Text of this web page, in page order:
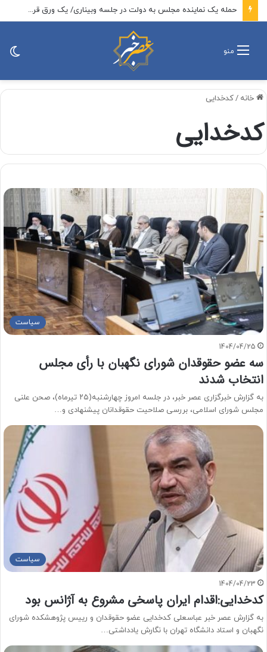
حمله یک نماینده مجلس به دولت در جلسه وبیناری/ یک ورق قرص از ۲۰۰ هزار تومان به ۳ میلیون تومان رسیده است/ حاجی بابایی: دولت باید رسیدگی کند
منو
خانه /کدخدایی
کدخدایی
سیاست
1404/04/25
سه عضو حقوقدان شورای نگهبان با رأی مجلس
انتخاب شدند
به گزارش خبرگزاری عصر خبر، در جلسه امروز چهارشنبه(۲۵ تیرماه)، صحن علنی
مجلس شورای اسلامی، بررسی صلاحیت حقوقدانان پیشنهادی و…
سیاست
1404/04/23
کدخدایی:اقدام ایران پاسخی مشروع به آژانس بود
به گزارش عصر خبر عباسعلی کدخدایی عضو حقوقدان و رییس پژوهشکده شورای
نگهبان و استاد دانشگاه تهران با نگارش یادداشتی…